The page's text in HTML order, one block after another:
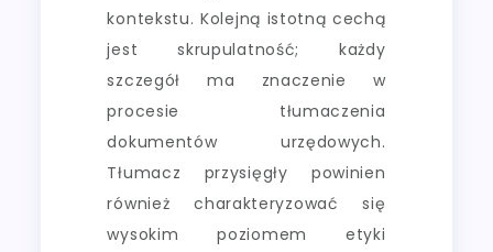
kontekstu. Kolejną istotną cechą
jest skrupulatność; każdy
szczegół ma znaczenie w
procesie tłumaczenia
dokumentów urzędowych.
Tłumacz przysięgły powinien
również charakteryzować się
wysokim poziomem etyki